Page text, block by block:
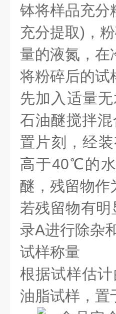
钵将样品充分
充分提取)，
量的液氮，在
将粉碎后的试
先加入适量
石油醚搅拌
置片刻，经
高于40℃的
醚，残留物作
若残留物有
录A进行除杂
试样称量
根据试样估
油脂试样，置